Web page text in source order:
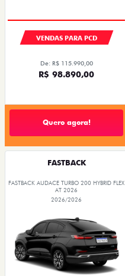
VENDAS PARA PCD
De: R$ 115.990,00
R$ 98.890,00
Quero agora!
FASTBACK
FASTBACK AUDACE TURBO 200 HYBRID FLEX
AT 2026
2026/2026